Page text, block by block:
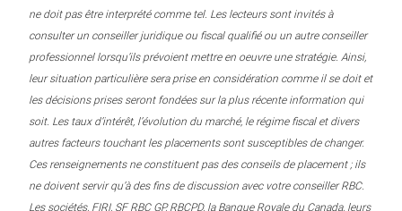
ne doit pas être interprété comme tel. Les lecteurs sont invités à
consulter un conseiller juridique ou fiscal qualifié ou un autre conseiller
professionnel lorsqu’ils prévoient mettre en oeuvre une stratégie. Ainsi,
leur situation particulière sera prise en considération comme il se doit et
les décisions prises seront fondées sur la plus récente information qui
soit. Les taux d’intérêt, l’évolution du marché, le régime fiscal et divers
autres facteurs touchant les placements sont susceptibles de changer.
Ces renseignements ne constituent pas des conseils de placement ; ils
ne doivent servir qu’à des fins de discussion avec votre conseiller RBC.
Les sociétés, FIRI, SF RBC GP, RBCPD, la Banque Royale du Canada, leurs